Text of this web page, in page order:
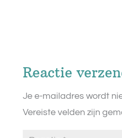
Reactie
Je e-mailadres wordt
Vereiste velden zijn